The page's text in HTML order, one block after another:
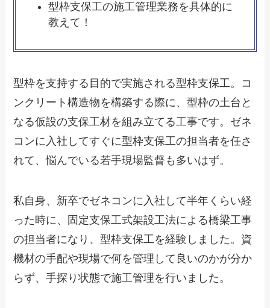
型枠支保工の施工管理業務を具体的に
教えて！
型枠を支持する目的で実施される型枠支保工。コ
ンクリート構造物を構築する際に、型枠の土台と
なる仮設の支保工材を組み立てる工事です。ゼネ
コンに入社してすぐに型枠支保工の担当者を任さ
れて、悩んでいる若手現場監督も多いはず。
私自身、新卒でゼネコンに入社して半年くらい経
った時に、固定支保工式架設工法による橋梁工事
の担当者になり、型枠支保工を経験しました。資
機材の手配や現場で何を管理して良いのかが分か
らず、手探り状態で施工管理を行いました。